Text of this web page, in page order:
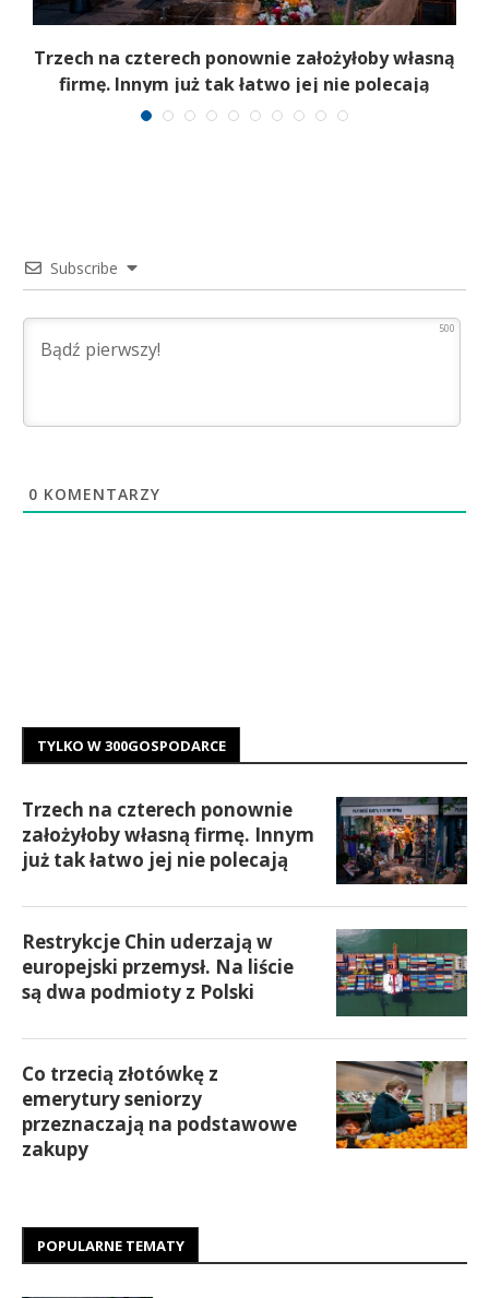
Trzech na czterech ponownie założyłoby własną
firmę. Innym już tak łatwo jej nie polecają
Subscribe
500
0 KOMENTARZY
TYLKO W 300GOSPODARCE
Trzech na czterech ponownie
założyłoby własną firmę. Innym
już tak łatwo jej nie polecają
Restrykcje Chin uderzają w
europejski przemysł. Na liście
są dwa podmioty z Polski
Co trzecią złotówkę z
emerytury seniorzy
przeznaczają na podstawowe
zakupy
POPULARNE TEMATY